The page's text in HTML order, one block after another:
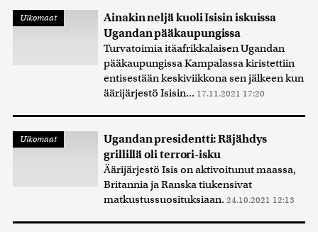
Ulkomaat
Ainakin neljä kuoli Isisin iskuissa
Ugandan pääkaupungissa
Turvatoimia itäafrikkalaisen Ugandan
pääkaupungissa Kampalassa kiristettiin
entisestään keskiviikkona sen jälkeen kun
äärijärjestö Isisin... 17.11.2021 17:20
Ulkomaat
Ugandan presidentti: Räjähdys
grillillä oli terrori-isku
Äärijärjestö Isis on aktivoitunut maassa,
Britannia ja Ranska tiukensivat
matkustussuosituksiaan. 24.10.2021 12:13